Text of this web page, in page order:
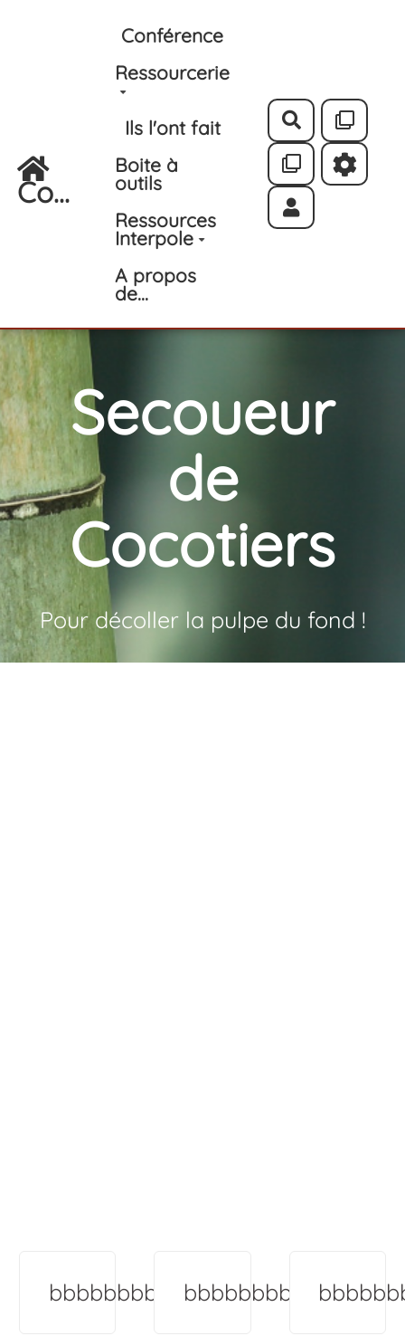
Aller au contenu principal
Co...
Conférence
Ressourcerie
Ils l'ont fait
Boite à
outils
Ressources
Interpole
A propos
de...
Rechercher
Secoueur
de
Cocotiers
Pour décoller la pulpe du fond !
bbbbbbbb bbbbbbbb